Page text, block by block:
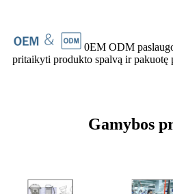
0EM ODM
pritaikyti produkto spalvą ir pakuotę
Gamybos